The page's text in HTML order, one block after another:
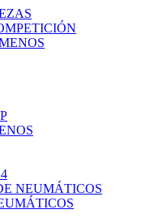
NEUMÁTICOS